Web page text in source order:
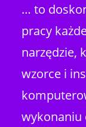
… to
pracy
narzędzie,
wzorce i
wykonaniu